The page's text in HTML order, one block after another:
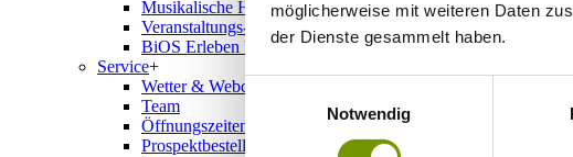
möglicherweise mit weiteren Daten
der Dienste gesammelt haben.
Einwilligungsauswahl
Notwendig
Musikalische Highlights
Veranstaltungs-Highlights
BiOS Erleben Veranstaltungen
Service+
Wetter & Webcams
Team
Öffnungszeiten
Prospektbestellung